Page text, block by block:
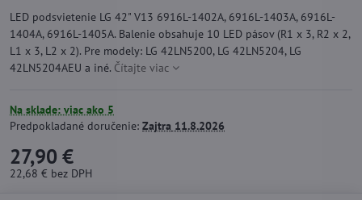
LED podsvietenie LG 42" V13 6916L-1402A, 6916L-1403A, 6916L-
1404A, 6916L-1405A. Balenie obsahuje 10 LED pásov (R1 x 3, R2 x 2,
L1 x 3, L2 x 2). Pre modely: LG 42LN5200, LG 42LN5204, LG
42LN5204AEU a iné. Čítajte viac
Na sklade: viac ako 5
Predpokladané doručenie: Zajtra 11.8.2026
27,90 €
22,68 € bez DPH